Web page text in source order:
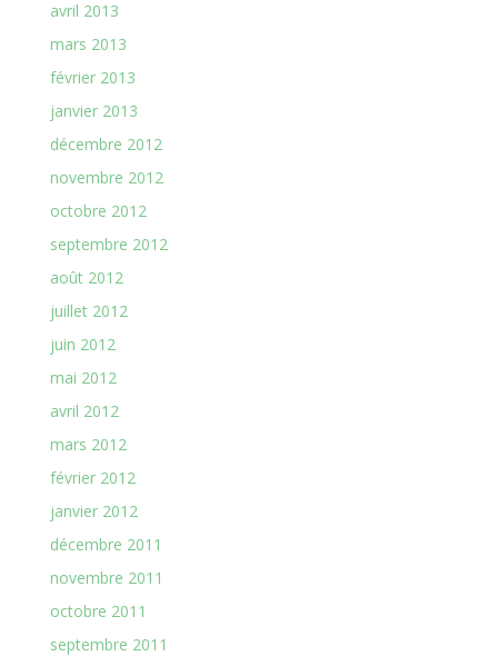
avril 2013
mars 2013
février 2013
janvier 2013
décembre 2012
novembre 2012
octobre 2012
septembre 2012
août 2012
juillet 2012
juin 2012
mai 2012
avril 2012
mars 2012
février 2012
janvier 2012
décembre 2011
novembre 2011
octobre 2011
septembre 2011